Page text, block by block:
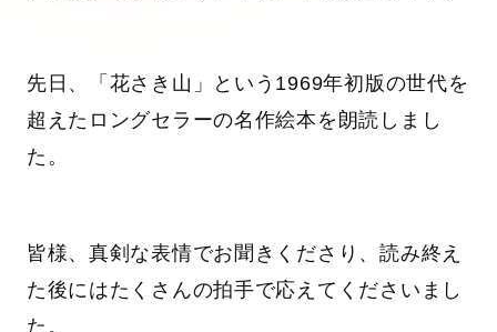
先日、「花さき山」という1969年初版の世代を
超えたロングセラーの名作絵本を朗読しまし
た。
皆様、真剣な表情でお聞きくださり、読み終え
た後にはたくさんの拍手で応えてくださいまし
た。